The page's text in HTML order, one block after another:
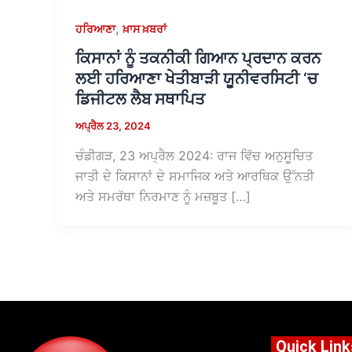
ਹਰਿਆਣਾ,ਖ਼ਾਸ ਖ਼ਬਰਾਂ
ਕਿਸਾਨਾਂ ਨੂੰ ਤਕਨੀਕੀ ਗਿਆਨ ਪ੍ਰਦਾਨ ਕਰਨ
ਲਈ ਹਰਿਆਣਾ ਖੇਤੀਬਾੜੀ ਯੂਨੀਵਰਸਿਟੀ ‘ਚ
ਡਿਜੀਟਲ ਲੈਬ ਸਥਾਪਿਤ
ਅਪ੍ਰੈਲ 23, 2024
ਚੰਡੀਗੜ, 23 ਅਪ੍ਰੈਲ 2024: ਰਾਜ ਵਿੱਚ ਅਨੁਸੂਚਿਤ
ਜਾਤੀ ਦੇ ਕਿਸਾਨਾਂ ਦੇ ਸਮਾਜਿਕ ਅਤੇ ਆਰਥਿਕ ਉੱਨਤੀ
ਅਤੇ ਸਮਰੱਥਾ ਨਿਰਮਾਣ ਨੂੰ ਮਜ਼ਬੂਤ […]
Quick